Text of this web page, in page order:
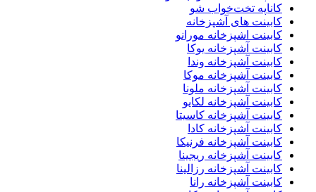
کاناپه تخت‌خواب شو
کابینت های آشپزخانه
کابینت اشپزخانه مورانو
کابینت آشپزخانه یوکا
کابینت آشپزخانه وندا
کابینت آشپزخانه موکا
کابینت آشپزخانه ملونا
کابینت آشپزخانه لکایو
کابینت آشپزخانه کاسیتا
کابینت آشپزخانه کادا
کابینت آشپزخانه فرنیکا
کابینت آشپزخانه ریجینا
کابینت آشپزخانه رزالینا
کابینت آشپزخانه رانا